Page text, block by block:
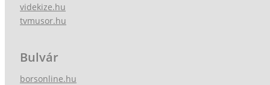
videkize.hu
tvmusor.hu
Bulvár
borsonline.hu